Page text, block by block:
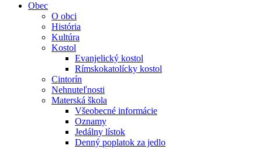
Obec
O obci
História
Kultúra
Kostol
Evanjelický kostol
Rímskokatolícky kostol
Cintorín
Nehnuteľnosti
Materská škola
Všeobecné informácie
Oznamy
Jedálny lístok
Denný poplatok za jedlo